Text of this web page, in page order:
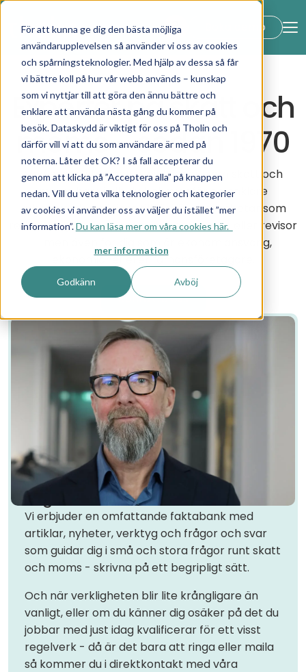
För att kunna ge dig den bästa möjliga
användarupplevelsen så använder vi oss av cookies
och spårningsteknologier. Med hjälp av dessa så får
vi bättre koll på hur vår webb används – kunskap
som vi nyttjar till att göra den ännu bättre och
enklare att använda nästa gång du kommer på
besök. Dataskydd är viktigt för oss på Tholin och
därför vill vi att du som användare är med på
noterna. Låter det OK? I så fall accepterar du
genom att klicka på ”Acceptera alla” på knappen
nedan. Vill du veta vilka teknologier och kategorier
av cookies vi använder oss av väljer du istället ”mer
information”.Du kan läsa mer om våra cookies här.
mer information
Godkänn Avböj
lock_open Boka demo
Tholin
Experter på skatt och
moms - sedan 1970
Med expertstöd och utbildningar inom skatt och
moms har vi allt du behöver för en enklare
arbetsvardag. Vi finns till för dig som arbetar som
redovisningskonsult, redovisningsekonom eller revisor
- men även för dig som är ekonomiansvarig,
ekonomichef eller fåmansföretagare.
Kontakta oss
Vi gör det svåra enkelt
Vi erbjuder en omfattande faktabank med
artiklar, nyheter, verktyg och frågor och svar
som guidar dig i små och stora frågor runt skatt
och moms - skrivna på ett begripligt sätt.
Och när verkligheten blir lite krångligare än
vanligt, eller om du känner dig osäker på det du
jobbar med just idag kvalificerar för ett visst
regelverk - då är det bara att ringa eller maila
så kommer du i direktkontakt med våra